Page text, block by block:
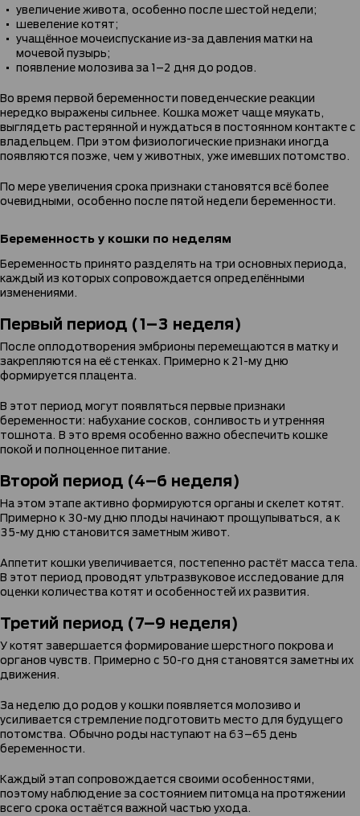
увеличение живота, особенно после шестой недели;
шевеление котят;
учащённое мочеиспускание из-за давления матки на
мочевой пузырь;
появление молозива за 1–2 дня до родов.
Во время первой беременности поведенческие реакции
нередко выражены сильнее. Кошка может чаще мяукать,
выглядеть растерянной и нуждаться в постоянном контакте с
владельцем. При этом физиологические признаки иногда
появляются позже, чем у животных, уже имевших потомство.
По мере увеличения срока признаки становятся всё более
очевидными, особенно после пятой недели беременности.
Беременность у кошки по неделям
Беременность принято разделять на три основных периода,
каждый из которых сопровождается определёнными
изменениями.
Первый период (1–3 неделя)
После оплодотворения эмбрионы перемещаются в матку и
закрепляются на её стенках. Примерно к 21-му дню
формируется плацента.
В этот период могут появляться первые признаки
беременности: набухание сосков, сонливость и утренняя
тошнота. В это время особенно важно обеспечить кошке
покой и полноценное питание.
Второй период (4–6 неделя)
На этом этапе активно формируются органы и скелет котят.
Примерно к 30-му дню плоды начинают прощупываться, а к
35-му дню становится заметным живот.
Аппетит кошки увеличивается, постепенно растёт масса тела.
В этот период проводят ультразвуковое исследование для
оценки количества котят и особенностей их развития.
Третий период (7–9 неделя)
У котят завершается формирование шерстного покрова и
органов чувств. Примерно с 50-го дня становятся заметны их
движения.
За неделю до родов у кошки появляется молозиво и
усиливается стремление подготовить место для будущего
потомства. Обычно роды наступают на 63–65 день
беременности.
Каждый этап сопровождается своими особенностями,
поэтому наблюдение за состоянием питомца на протяжении
всего срока остаётся важной частью ухода.